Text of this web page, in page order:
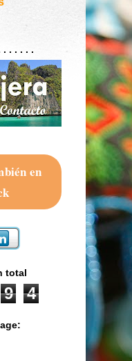
. . . . . .
en
total
9 4